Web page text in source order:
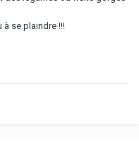
se plaindre !!!